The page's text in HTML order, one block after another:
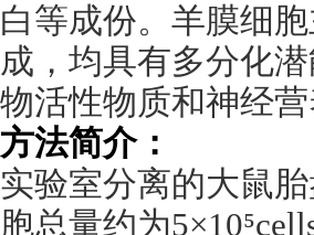
白等成份。羊膜细
成，均具有多分化
物活性物质和神经
方法简介：
实验室分离的大鼠
胞总量约为5×10⁵